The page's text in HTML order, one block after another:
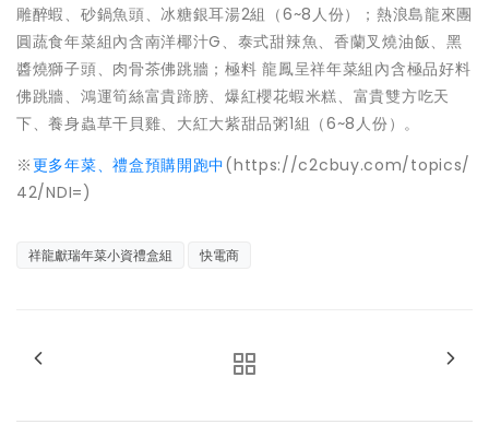
雕醉蝦、砂鍋魚頭、冰糖銀耳湯2組（6~8人份）；熱浪島龍來團
圓蔬食年菜組內含南洋椰汁G、泰式甜辣魚、香蘭叉燒油飯、黑
醬燒獅子頭、肉骨茶佛跳牆；極料 龍鳳呈祥年菜組內含極品好料
佛跳牆、鴻運筍絲富貴蹄膀、爆紅櫻花蝦米糕、富貴雙方吃天
下、養身蟲草干貝雞、大紅大紫甜品粥1組（6~8人份）。
※更多年菜、禮盒預購開跑中(https://c2cbuy.com/topics/
42/NDI=)
祥龍獻瑞年菜小資禮盒組 快電商